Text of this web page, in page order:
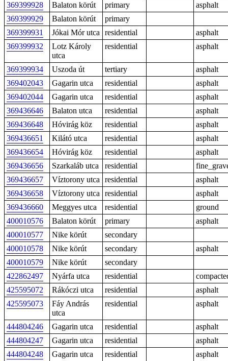
369399928
Balaton körút primary
asphalt
369399929
Balaton körút
primary
369399931
Jókai Mór utca residential
asphalt
369399932
Lotz Károly
utca
residential asphalt
369399934 Uszoda út tertiary
asphalt
369402043
Gagarin utca residential
asphalt
369402044
Gagarin utca residential
asphalt
369436646
Balaton utca residential
asphalt
369436648
Hóvirág köz residential
asphalt
369436651
Kilátó utca residential
asphalt
369436654
Hóvirág köz residential
asphalt
369436656
Szarkaláb utca residential
369436657
Víztorony utca residential
asphalt
369436658
Víztorony utca residential
asphalt
369436660
Meggyes utca residential
ground
400010576
Balaton körút primary
asphalt
400010577
Nike körút
secondary
400010578
Nike körút secondary
asphalt
400010579
Nike körút
secondary
422862497
Nyárfa utca residential
425595072
Rákóczi utca residential
asphalt
425595073
Fáy András
utca
residential asphalt
444804246 Gagarin utca residential
asphalt
444804247
Gagarin utca residential
asphalt
444804248
Gagarin utca residential asphalt